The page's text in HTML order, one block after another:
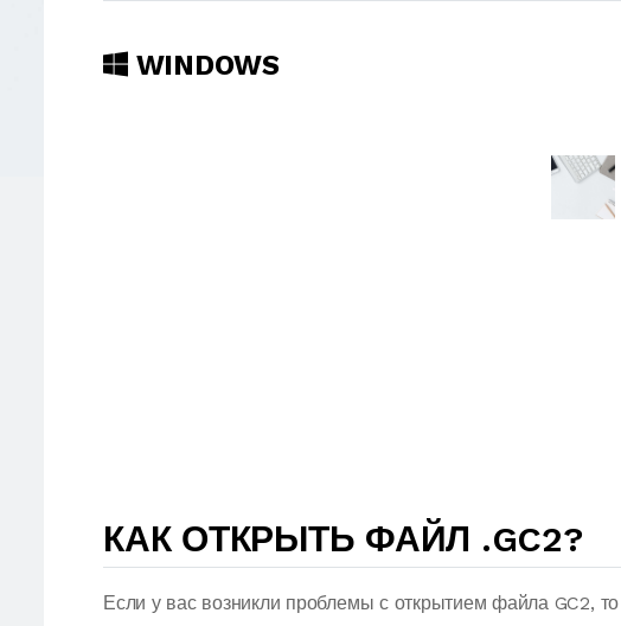
WINDOWS
КАК ОТКРЫТЬ ФАЙЛ .GC2?
Если у вас возникли проблемы с открытием файла GC2,